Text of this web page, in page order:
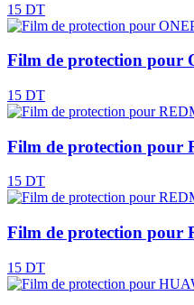
15 DT
Film de protection pour
15 DT
Film de protection pour
15 DT
Film de protection pour
15 DT